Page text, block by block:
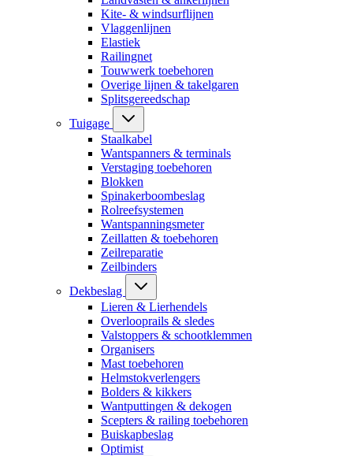
Kite- & windsurflijnen
Vlaggenlijnen
Elastiek
Railingnet
Touwwerk toebehoren
Overige lijnen & takelgaren
Splitsgereedschap
Tuigage
Staalkabel
Wantspanners & terminals
Verstaging toebehoren
Blokken
Spinakerboombeslag
Rolreefsystemen
Wantspanningsmeter
Zeillatten & toebehoren
Zeilreparatie
Zeilbinders
Dekbeslag
Lieren & Lierhendels
Overlooprails & sledes
Valstoppers & schootklemmen
Organisers
Mast toebehoren
Helmstokverlengers
Bolders & kikkers
Wantputtingen & dekogen
Scepters & railing toebehoren
Buiskapbeslag
Optimist